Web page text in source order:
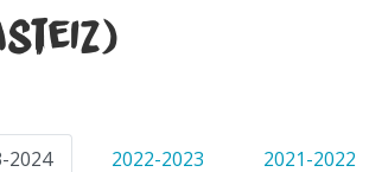
2024 2022-2023 2021-2022